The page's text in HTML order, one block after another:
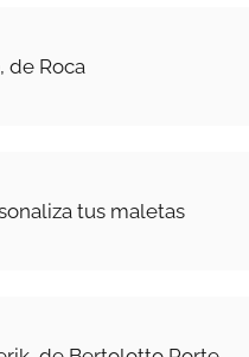
de Roca
tus maletas